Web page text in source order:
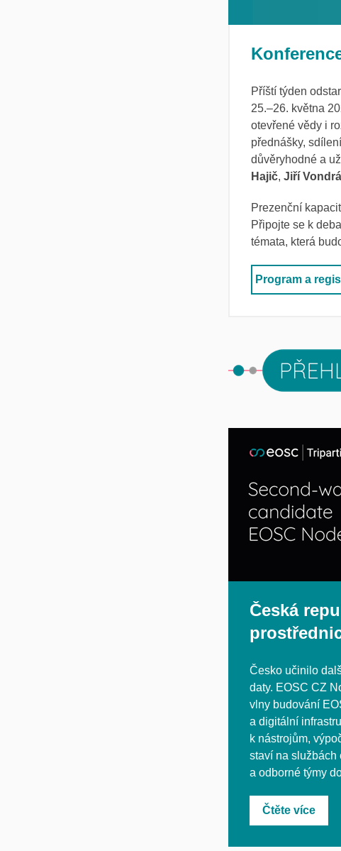
Příští týden
25.–26. května
otevřené vědy i
přednášky,
důvěryhodné a
Hajič, Jiří
Prezenční
Připojte se k
témata, která
Program a
Česká
Česko učinilo
daty. EOSC CZ
vlny budování
a digitální
k nástrojům,
staví na službách
a odborné týmy
Čtěte více